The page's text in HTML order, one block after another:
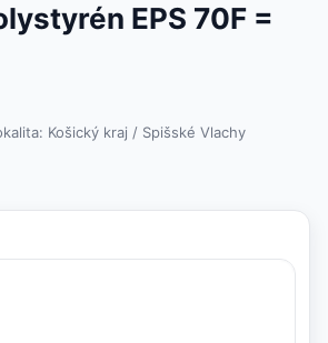
EPS 70F =
Košický kraj / Spišské Vlachy